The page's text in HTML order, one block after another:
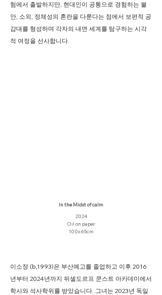
험에서 출발하지만, 현대인이 공통으로 경험하는 불
안, 소외, 정체성의 혼란을 다룬다는 점에서 보편적 공
감대를 형성하며 각자의 내면 세계를 탐구하는 시각
적 여정을 선사합니다.
In the Midst of calm
2024
Oil on paper
100x65cm
이소정 (b,1993)은 부산예고를 졸업하고 이후 2016
년부터 2024년까지 뒤셀도르프 쿤스트 아카데미에서
학사와 석사학위를 받았습니다. 그녀는 2023년 독일